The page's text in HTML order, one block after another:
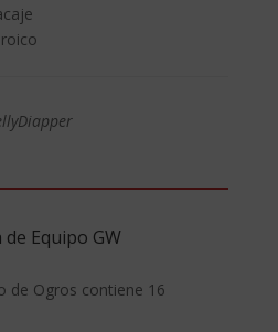
Equipo GW
de Ogros contiene 16